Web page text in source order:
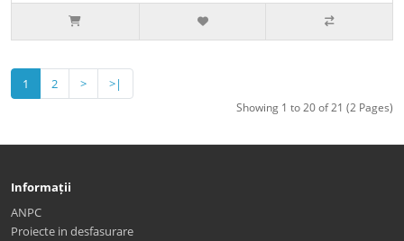
1 2 > >|
Showing 1 to 20 of 21 (2 Pages)
Informații
ANPC
Proiecte in desfasurare